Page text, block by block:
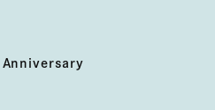
・スペシャルサイト